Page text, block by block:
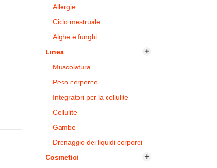
Allergie
Ciclo mestruale
Alghe e funghi
Linea

Muscolatura
Peso corporeo
Integratori per la cellulite
Cellulite
Gambe
Drenaggio dei liquidi corporei
Cosmetici
